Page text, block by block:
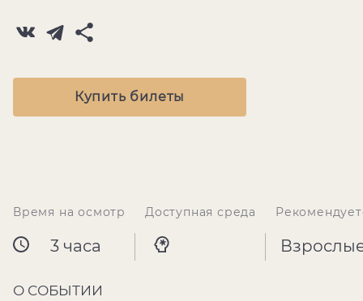
Купить билеты
Время на осмотр
3 часа
Доступная среда
О СОБЫТИИ